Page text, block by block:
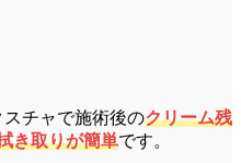
チャで施術後のクリーム残
き取りが簡単です。